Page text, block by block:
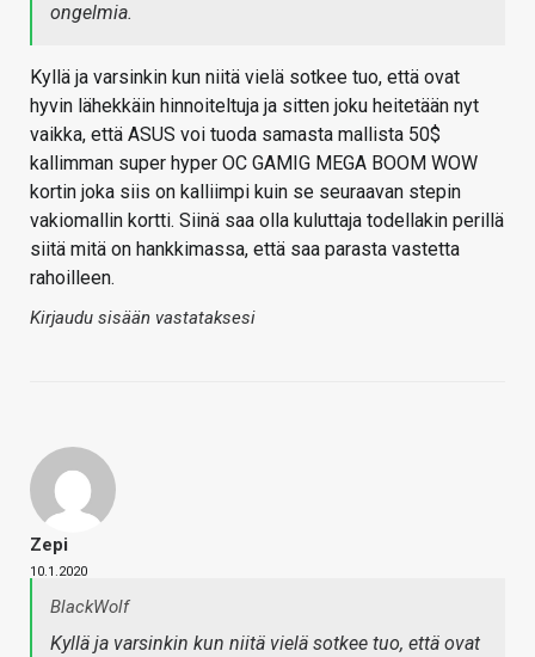
ongelmia.
Kyllä ja varsinkin kun niitä vielä sotkee tuo, että ovat
hyvin lähekkäin hinnoiteltuja ja sitten joku heitetään nyt
vaikka, että ASUS voi tuoda samasta mallista 50$
kallimman super hyper OC GAMIG MEGA BOOM WOW
kortin joka siis on kalliimpi kuin se seuraavan stepin
vakiomallin kortti. Siinä saa olla kuluttaja todellakin perillä
siitä mitä on hankkimassa, että saa parasta vastetta
rahoilleen.
Kirjaudu sisään vastataksesi
Zepi
10.1.2020
BlackWolf
Kyllä ja varsinkin kun niitä vielä sotkee tuo, että ovat